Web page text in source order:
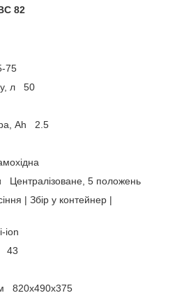
82
75
л 50
Ah 2.5
Централізоване, 5 положень
| Збір у контейнер |
ion
43
820x490x375